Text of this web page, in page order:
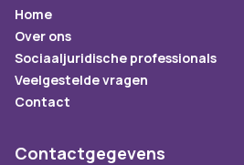
Home
Over ons
Sociaaljuridische professionals
Veelgestelde vragen
Contact
Contactgegevens